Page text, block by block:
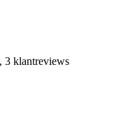
3 klantreviews